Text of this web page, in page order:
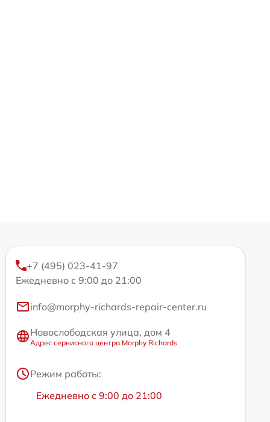
+7 (495) 023-41-97
Ежедневно с 9:00 до 21:00
info@morphy-richards-repair-center.ru
Новослободская улица, дом 4
Адрес сервисного центра Morphy Richards
Режим работы:
Ежедневно с 9:00 до 21:00